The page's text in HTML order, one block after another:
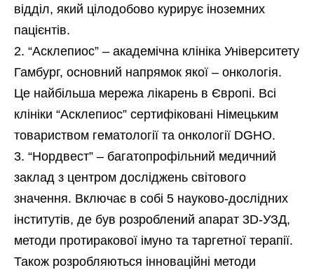
відділ, який цілодобово курирує іноземних
пацієнтів.
“Асклепиос” – академічна клініка Університету
Гамбург, основний напрямок якої – онкологія.
Це найбільша мережа лікарень в Європі. Всі
клініки “Асклепиос” сертифіковані Німецьким
товариством гематології та онкології DGHO.
“Нордвест” – багатопрофільний медичний
заклад з центром досліджень світового
значення. Включає в собі 5 науково-дослідних
інститутів, де був розроблений апарат 3D-УЗД,
методи протиракової імуно та таргетної терапії.
Також розробляються інноваційні методи